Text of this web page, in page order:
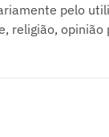
pelo
religião,